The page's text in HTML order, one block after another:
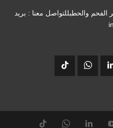
والحطبللتواصل معنا : بريد